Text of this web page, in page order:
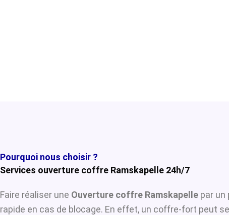
Pourquoi nous choisir ?
Services ouverture coffre Ramskapelle 24h/7
Faire réaliser une Ouverture coffre Ramskapelle par
rapide en cas de blocage. En effet, un coffre-fort peut